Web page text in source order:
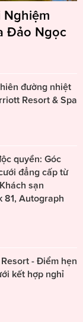
Nghiệm
Đảo Ngọc
đường nhiệt
Resort & Spa
quyền: Góc
đẳng cấp từ
sạn
81, Autograph
- Điểm hẹn
kết hợp nghỉ